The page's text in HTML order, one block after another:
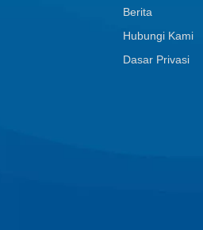
Berita
Hubungi Kami
Dasar Privasi